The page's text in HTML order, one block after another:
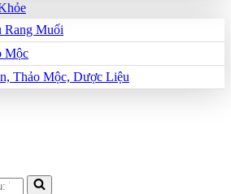
Rang Muối
Mộc
Thảo Mộc, Dược Liệu